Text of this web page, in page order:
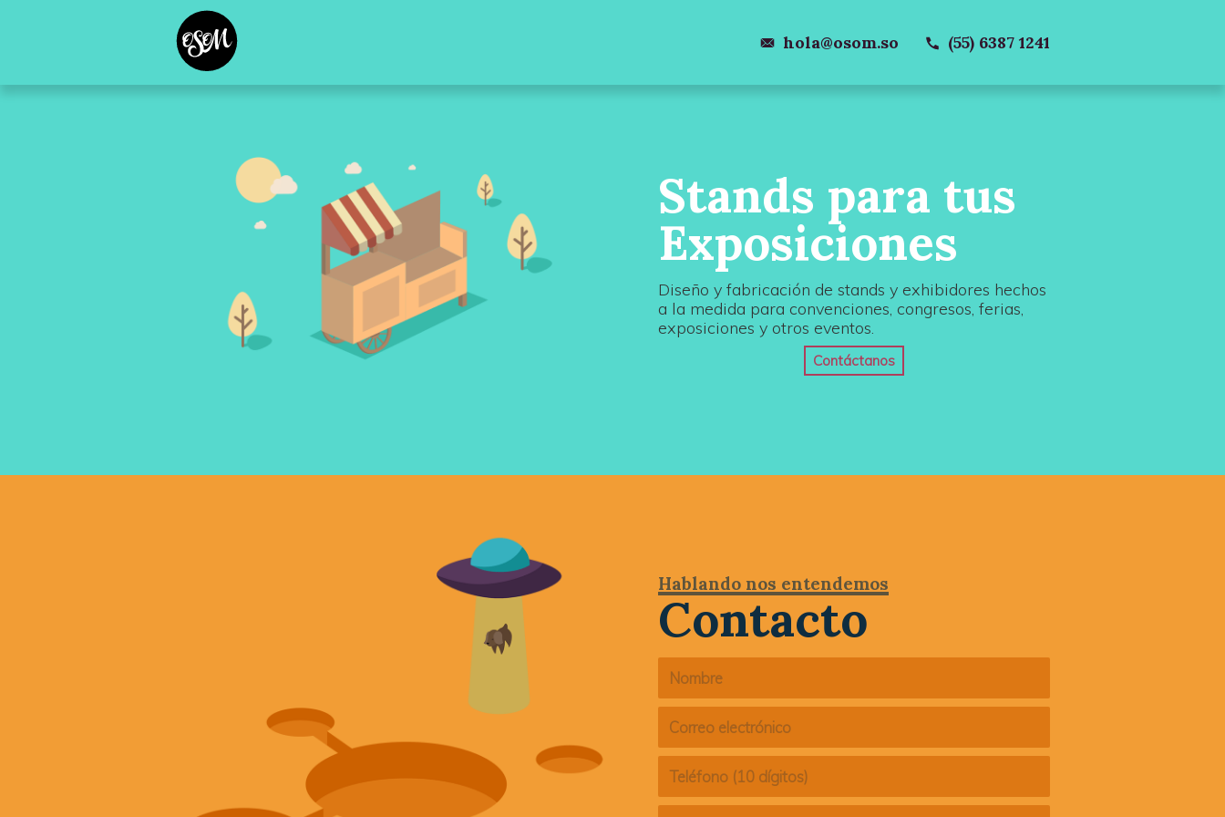
(55) 6387 1241
hola@osom.so
Stands para tus
Exposiciones
Diseño y fabricación de stands y exhibidores hechos
a la medida para convenciones, congresos, ferias,
exposiciones y otros eventos.
Contáctanos
Hablando nos entendemos
Contacto